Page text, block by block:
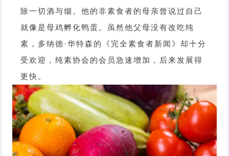
除一切酒与烟。他的非素食者的母亲曾说过自己
就像是母鸡孵化鸭蛋。虽然他父母没有改吃纯
素，多纳德·华特森的《完全素食者新闻》却十分
受欢迎，纯素协会的会员急速增加，后来发展得
更快。